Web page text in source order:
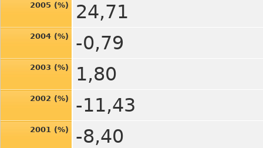
2005 (%) 24,71
2004 (%) -0,79
2003 (%) 1,80
2002 (%) -11,43
2001 (%) -8,40